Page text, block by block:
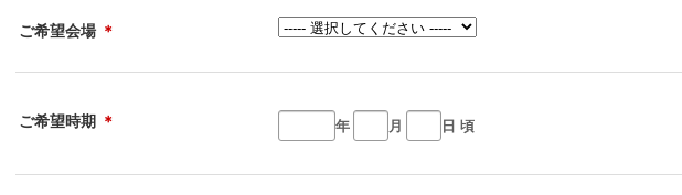
ご希望会場 ＊
ご希望時期 ＊ 年 月 日 頃